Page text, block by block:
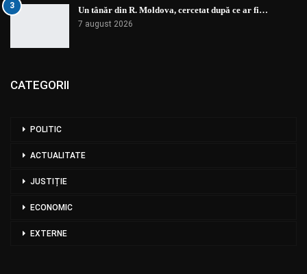
3 Un tânăr din R. Moldova, cercetat după ce ar fi…
7 august 2026
CATEGORII
POLITIC
ACTUALITATE
JUSTIȚIE
ECONOMIC
EXTERNE